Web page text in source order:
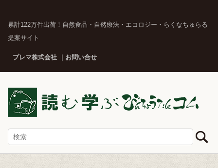
累計122万件出荷！自然食品・自然療法・エコロジー・らくなちゅらる
提案サイト
プレマ株式会社 お問い合せ